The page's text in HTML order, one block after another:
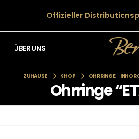
Offizieller
ÜBER UNS
ZUHAUSE SHOP OHRRINGE,
Ohrringe